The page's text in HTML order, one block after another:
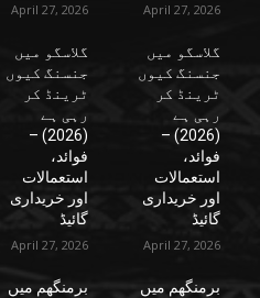
April 27, 2026
گلاسگو میں
جنسنگ کیوں
ٹرینڈ کر
رہی ہے
(2026) –
فوائد،
استعمالات
اور خریداری
گائیڈ
April 27, 2026
برمنگھم میں
April 27, 2026
گلاسگو میں
جنسنگ کیوں
ٹرینڈ کر
رہی ہے
(2026) –
فوائد،
استعمالات
اور خریداری
گائیڈ
April 27, 2026
برمنگھم میں